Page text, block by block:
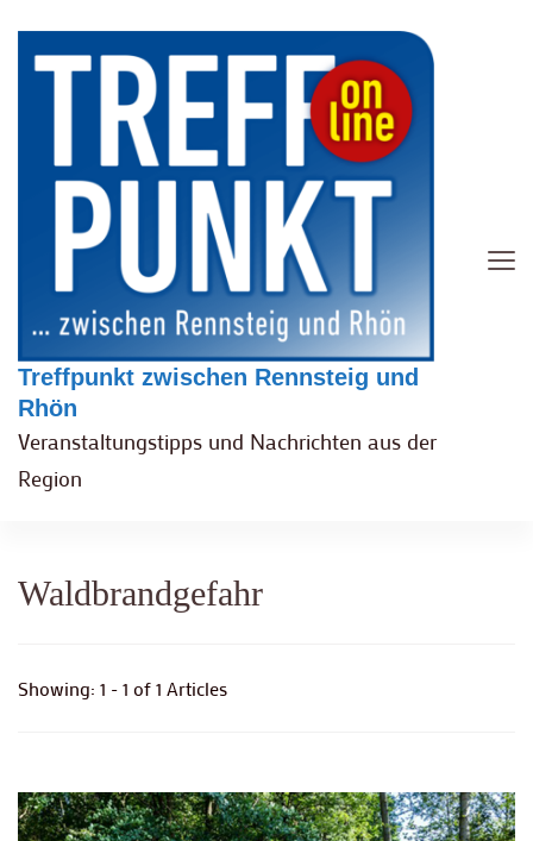
Treffpunkt zwischen Rennsteig und
Rhön
Veranstaltungstipps und Nachrichten aus der
Region
Waldbrandgefahr
Showing: 1 - 1 of 1 Articles